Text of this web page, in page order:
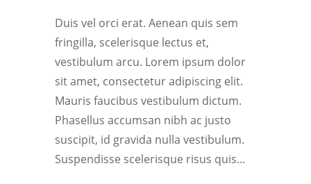
Duis vel orci erat. Aenean quis sem
fringilla, scelerisque lectus et,
vestibulum arcu. Lorem ipsum dolor
sit amet, consectetur adipiscing elit.
Mauris faucibus vestibulum dictum.
Phasellus accumsan nibh ac justo
suscipit, id gravida nulla vestibulum.
Suspendisse scelerisque risus quis...